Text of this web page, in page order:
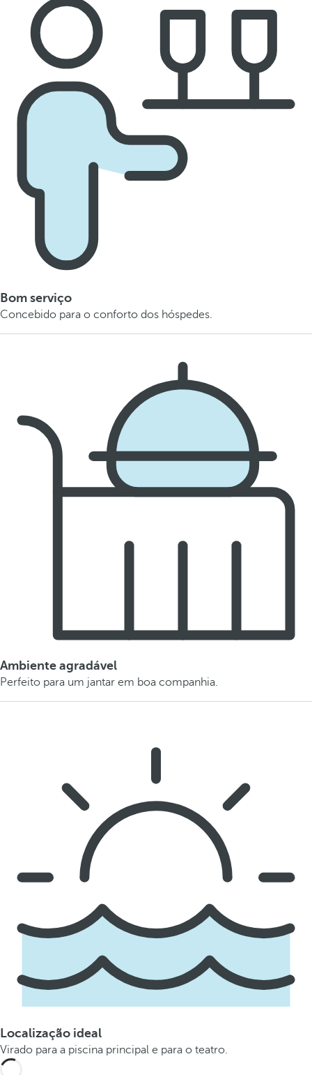
Bom serviço
Concebido para o conforto dos hóspedes.
Ambiente agradável
Perfeito para um jantar em boa companhia.
Localização ideal
Virado para a piscina principal e para o teatro.